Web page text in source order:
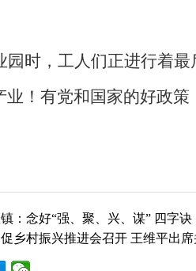
园时，工人们正进行着最
！有党和国家的好政
：念好“强、聚、兴、谋” 四字
乡村振兴推进会召开 王维平出